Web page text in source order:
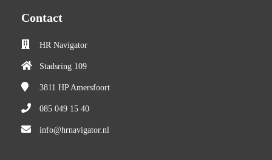
Contact
HR Navigator
Stadsring 109
3811 HP Amersfoort
085 049 15 40
info@hrnavigator.nl